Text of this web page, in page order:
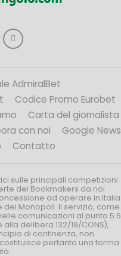
AdmiralBet
Codice Promo Eurobet
Carta del giornalista
con noi
Google News
Contatto
sulle principali competizioni
dei Bookmakers da noi
ad operare in Italia
Monopoli. Il servizio, come
comunicazioni al punto 5.6
delibera 132/19/CONS),
di continenza, non
pertanto una forma